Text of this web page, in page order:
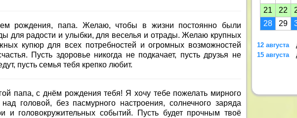
рождения, папа. Желаю, чтобы в жизни постоянно были
для радости и улыбки, для веселья и отрады. Желаю крупных
купюр для всех потребностей и огромных возможностей
Пусть здоровье никогда не подкачает, пусть друзья не
пусть семья тебя крепко любит.
папа, с днём рождения тебя! Я хочу тебе пожелать мирного
головой, без пасмурного настроения, солнечного заряда
и головокружительных событий. Пусть будет прочным твоё
21
22
28
29
12 августа
15 августа